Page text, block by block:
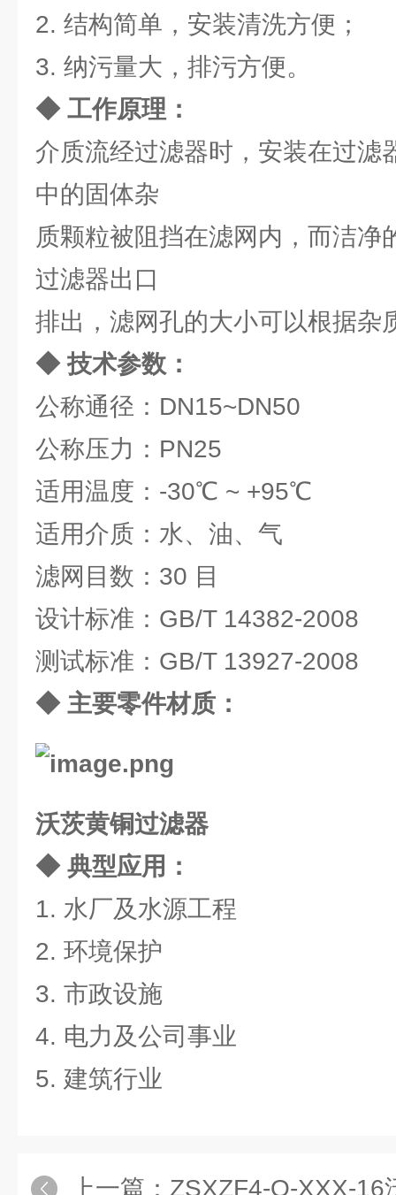
2. 结构简单，安装清洗方便；
3. 纳污量大，排污方便。
◆ 工作原理：
介质流经过滤器时，安装在过滤
中的固体杂
质颗粒被阻挡在滤网内，而洁净
过滤器出口
排出，滤网孔的大小可以根据杂
◆ 技术参数：
公称通径：DN15~DN50
公称压力：PN25
适用温度：-30℃ ~ +95℃
适用介质：水、油、气
滤网目数：30 目
设计标准：GB/T 14382-2008
测试标准：GB/T 13927-2008
◆ 主要零件材质：
沃茨黄铜过滤器
◆ 典型应用：
1. 水厂及水源工程
2. 环境保护
3. 市政设施
4. 电力及公司事业
5. 建筑行业
上一篇： ZSXZF4-Q-XXX-16沃茨消